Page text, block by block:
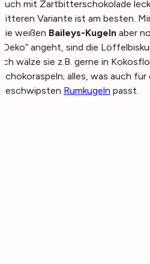
auch mit Zartbitterschokolade
bitteren Variante ist am besten.
die weißen Baileys-Kugeln aber
„Deko“ angeht, sind die
Ich wälze sie z.B. gerne in
Schokoraspeln; alles, was auch
beschwipsten Rumkugeln passt.